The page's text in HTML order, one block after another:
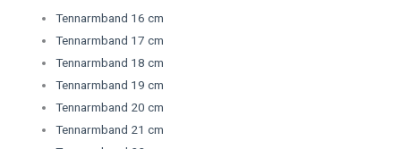
Tennarmband 16 cm
Tennarmband 17 cm
Tennarmband 18 cm
Tennarmband 19 cm
Tennarmband 20 cm
Tennarmband 21 cm